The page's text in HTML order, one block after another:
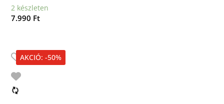
2 készleten
7.990 Ft
AKCIÓ: -50%